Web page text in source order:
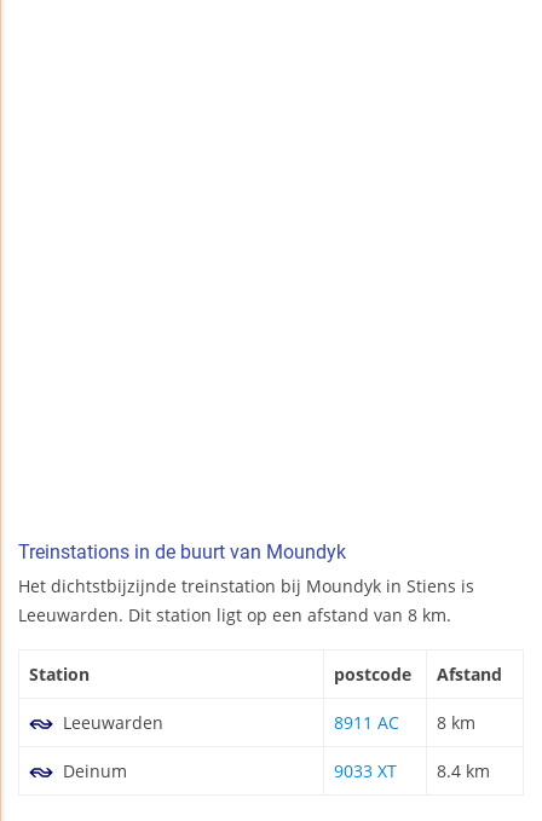
Treinstations in de buurt van Moundyk
Het dichtstbijzijnde treinstation bij Moundyk in Stiens is
Leeuwarden. Dit station ligt op een afstand van 8 km.
Station postcode Afstand
Leeuwarden 8911 AC 8 km
Deinum 9033 XT 8.4 km